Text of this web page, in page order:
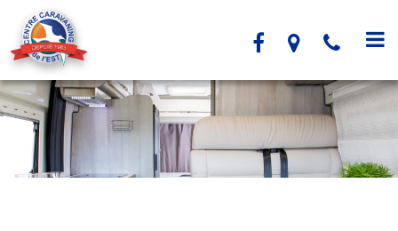
Panneau de gestion des cookies